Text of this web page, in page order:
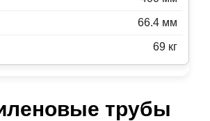
66.4 мм
69 кг
трубы